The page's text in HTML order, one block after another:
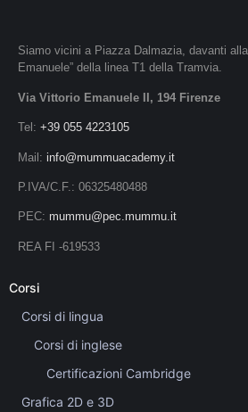
Siamo vicini a Piazza Dalmazia, davanti
Emanuele” della linea T1 della Tramvia.
Via Vittorio Emanuele II, 194 Firenze
Tel: +39 055 4223105
Mail: info@mummuacademy.it
P.IVA/C.F.: 06325480488
PEC: mummu@pec.mummu.it
REA FI -619533
Corsi
Corsi di lingua
Corsi di inglese
Certificazioni Cambridge
Grafica 2D e 3D